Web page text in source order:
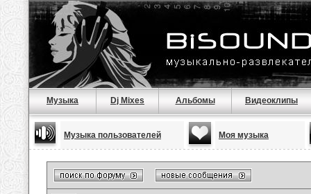
Музыка Dj Mixes Альбомы Видеоклипы
Музыка пользователей Моя музыка